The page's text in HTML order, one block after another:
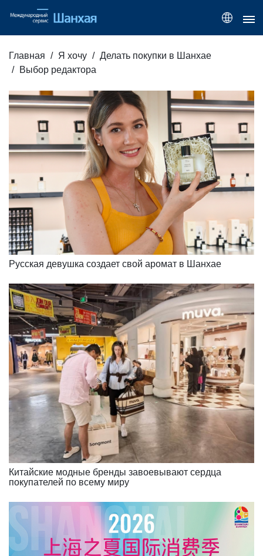
Главная Я хочу
Делать покупки в Шанхае
Выбор редактора
Русская девушка создает свой аромат в Шанхае
Китайские модные бренды завоевывают сердца
покупателей по всему миру